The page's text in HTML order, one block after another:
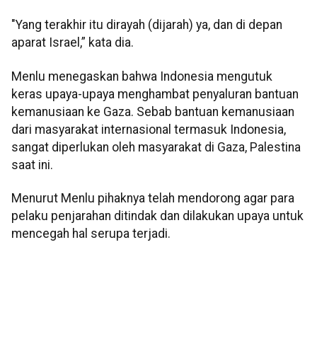
"Yang terakhir itu dirayah (dijarah) ya, dan di depan
aparat Israel,” kata dia.
Menlu menegaskan bahwa Indonesia mengutuk
keras upaya-upaya menghambat penyaluran bantuan
kemanusiaan ke Gaza. Sebab bantuan kemanusiaan
dari masyarakat internasional termasuk Indonesia,
sangat diperlukan oleh masyarakat di Gaza, Palestina
saat ini.
Menurut Menlu pihaknya telah mendorong agar para
pelaku penjarahan ditindak dan dilakukan upaya untuk
mencegah hal serupa terjadi.